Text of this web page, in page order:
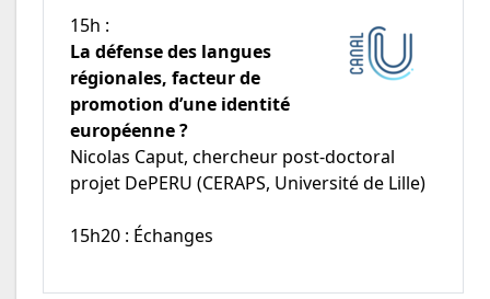
15h :
La défense des langues
régionales, facteur de
promotion d’une identité
européenne ?
Nicolas Caput, chercheur post-doctoral
projet DePERU (CERAPS, Université de Lille)
15h20 : Échanges